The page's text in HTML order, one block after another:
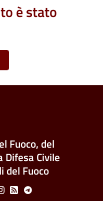
è stato
Fuoco, del
Difesa Civile
del Fuoco
Feed Telegram